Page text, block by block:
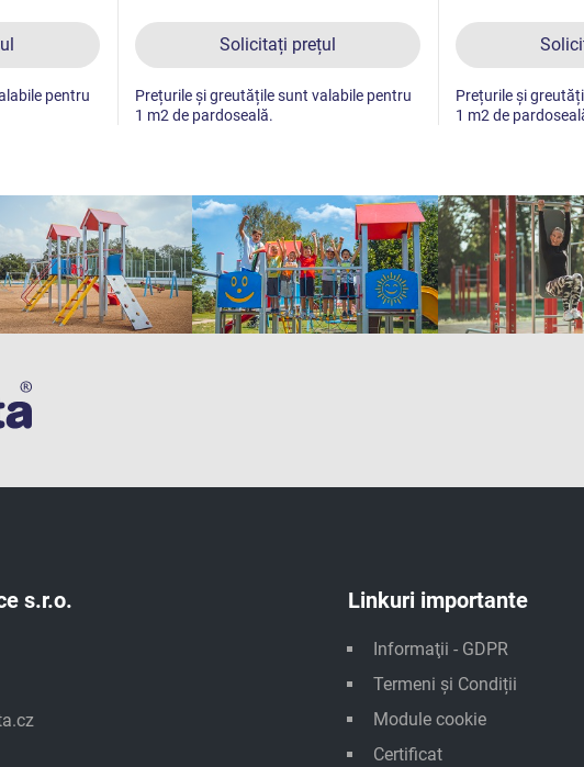
pentru
Solicitați prețul
Prețurile și greutățile sunt valabile pentru
1 m2 de pardoseală.
Prețurile și
1 m2 de
s.r.o. Linkuri importante
Informaţii - GDPR
Termeni și Condiții
Module cookie
Certificat